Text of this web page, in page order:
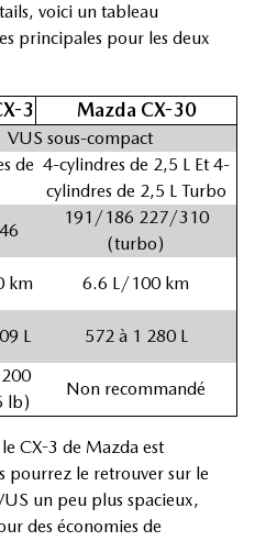
voici un tableau
principales pour les deux
3 Mazda CX-30
VUS sous-compact
de 4-cylindres de 2,5 L Et 4-
cylindres de 2,5 L Turbo
191/186 227/310
(turbo)
km
6.6 L/100 km
L 572 à 1 280 L
200
lb)
Non recommandé
CX-3 de Mazda est
pourrez le retrouver sur le
un peu plus spacieux,
des économies de